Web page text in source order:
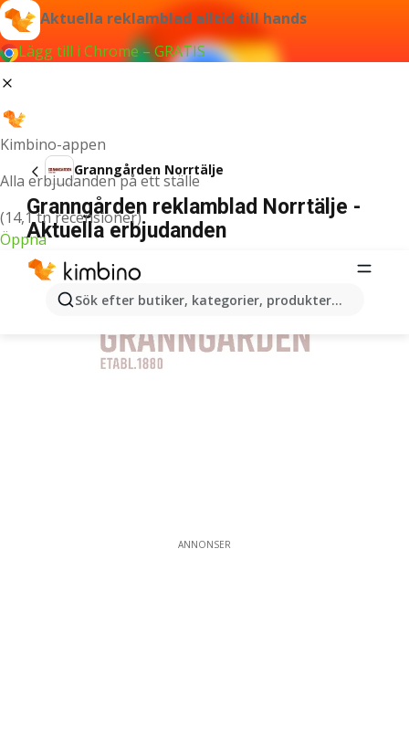
Aktuella reklamblad alltid till hands
Lägg till i Chrome – GRATIS
Kimbino-appen
Alla erbjudanden på ett ställe
(14,1 tn recensioner)
Öppna
Sök efter butiker, kategorier, produkter...
Granngården Norrtälje
Granngården reklamblad Norrtälje -
Aktuella erbjudanden
ANNONSER